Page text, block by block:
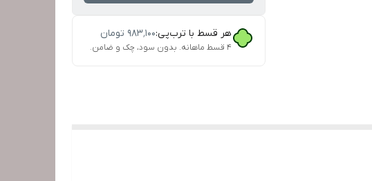
هر قسط با ترب‌پی:۹۸۳٬۱۰۰ تومان
۴ قسط ماهانه. بدون سود، چک و ضامن.